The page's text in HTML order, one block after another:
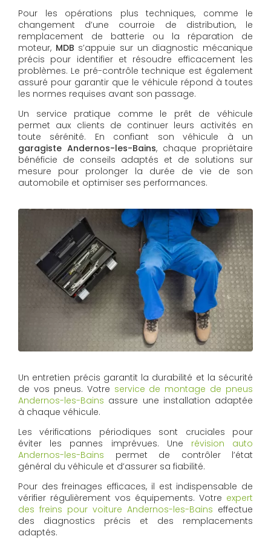
Pour les opérations plus techniques, comme le
changement d’une courroie de distribution, le
remplacement de batterie ou la réparation de
moteur, MDB s’appuie sur un diagnostic mécanique
précis pour identifier et résoudre efficacement les
problèmes. Le pré-contrôle technique est également
assuré pour garantir que le véhicule répond à toutes
les normes requises avant son passage.
Un service pratique comme le prêt de véhicule
permet aux clients de continuer leurs activités en
toute sérénité. En confiant son véhicule à un
garagiste Andernos-les-Bains, chaque propriétaire
bénéficie de conseils adaptés et de solutions sur
mesure pour prolonger la durée de vie de son
automobile et optimiser ses performances.
Un entretien précis garantit la durabilité et la sécurité
de vos pneus. Votre service de montage de pneus
Andernos-les-Bains assure une installation adaptée
à chaque véhicule.
Les vérifications périodiques sont cruciales pour
éviter les pannes imprévues. Une révision auto
Andernos-les-Bains permet de contrôler l’état
général du véhicule et d’assurer sa fiabilité.
Pour des freinages efficaces, il est indispensable de
vérifier régulièrement vos équipements. Votre expert
des freins pour voiture Andernos-les-Bains effectue
des diagnostics précis et des remplacements
adaptés.